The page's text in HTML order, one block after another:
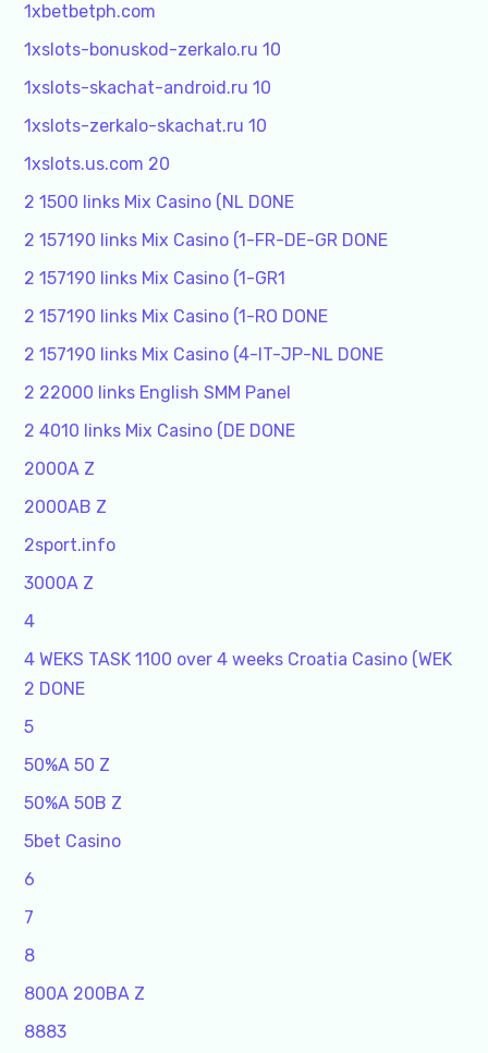
1xbetbetph.com
1xslots-bonuskod-zerkalo.ru 10
1xslots-skachat-android.ru 10
1xslots-zerkalo-skachat.ru 10
1xslots.us.com 20
2 1500 links Mix Casino (NL DONE
2 157190 links Mix Casino (1-FR-DE-GR DONE
2 157190 links Mix Casino (1-GR1
2 157190 links Mix Casino (1-RO DONE
2 157190 links Mix Casino (4-IT-JP-NL DONE
2 22000 links English SMM Panel
2 4010 links Mix Casino (DE DONE
2000A Z
2000AB Z
2sport.info
3000A Z
4
4 WEKS TASK 1100 over 4 weeks Croatia Casino (WEK
2 DONE
5
50%A 50 Z
50%A 50B Z
5bet Casino
6
7
8
800A 200BA Z
8883